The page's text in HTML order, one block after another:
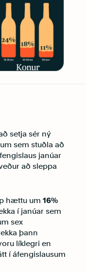
setja sér ný
sem stuðla að
janúar
að sleppa
hættu um 16%
í janúar sem
sex
þann
líklegri en
í áfengislausum